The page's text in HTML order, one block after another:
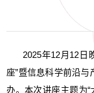
2025年12月 12 日
座”暨信息科学前沿
办。本次讲座主题为